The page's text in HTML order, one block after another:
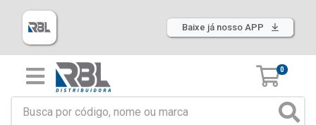
Baixe já nosso APP
0